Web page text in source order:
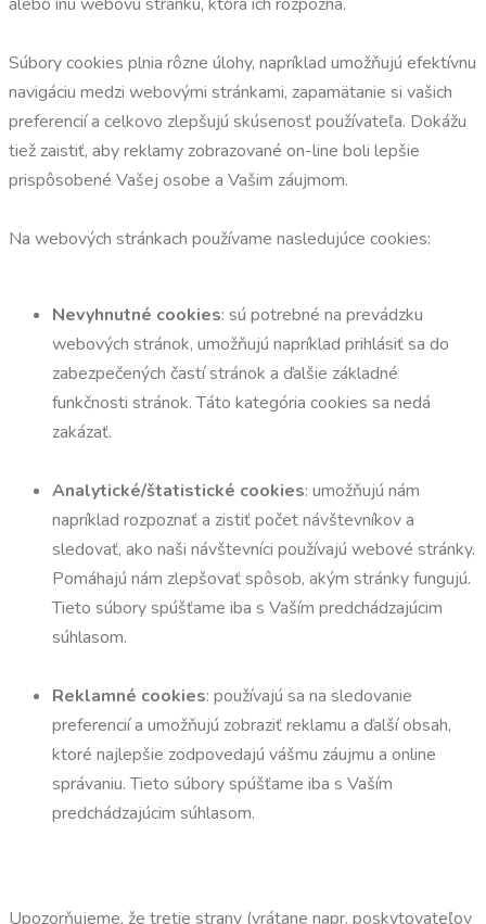
Súbory cookies plnia rôzne úlohy, napríklad umožňujú efektívnu
navigáciu medzi webovými stránkami, zapamätanie si vašich
preferencií a celkovo zlepšujú skúsenosť používateľa. Dokážu
tiež zaistiť, aby reklamy zobrazované on-line boli lepšie
prispôsobené Vašej osobe a Vašim záujmom.
Na webových stránkach používame nasledujúce cookies:
Nevyhnutné cookies: sú potrebné na prevádzku
webových stránok, umožňujú napríklad prihlásiť sa do
zabezpečených častí stránok a ďalšie základné
funkčnosti stránok. Táto kategória cookies sa nedá
zakázať.
Analytické/štatistické cookies: umožňujú nám
napríklad rozpoznať a zistiť počet návštevníkov a
sledovať, ako naši návštevníci používajú webové stránky.
Pomáhajú nám zlepšovať spôsob, akým stránky fungujú.
Tieto súbory spúšťame iba s Vaším predchádzajúcim
súhlasom.
Reklamné cookies: používajú sa na sledovanie
preferencií a umožňujú zobraziť reklamu a ďalší obsah,
ktoré najlepšie zodpovedajú vášmu záujmu a online
správaniu. Tieto súbory spúšťame iba s Vaším
predchádzajúcim súhlasom.
Upozorňujeme, že tretie strany (vrátane napr. poskytovateľov